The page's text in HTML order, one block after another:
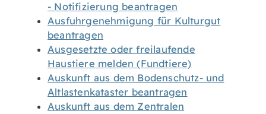
- Notifizierung beantragen
Ausfuhrgenehmigung für Kulturgut
beantragen
Ausgesetzte oder freilaufende
Haustiere melden (Fundtiere)
Auskunft aus dem Bodenschutz- und
Altlastenkataster beantragen
Auskunft aus dem Zentralen